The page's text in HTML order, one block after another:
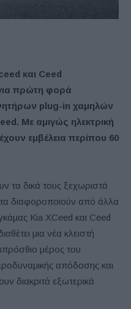
και Ceed
πρώτη φορά
plug-in χαμηλών
Με αμιγώς ηλεκτρική
εμβέλεια περίπου 60
τα δικά τους ξεχωριστά
διαφοροποιούν από άλλα
Kia XCeed και Ceed
μια νέα κλειστή
μέρος του
απόδοσης και
διακριτά εξωτερικά